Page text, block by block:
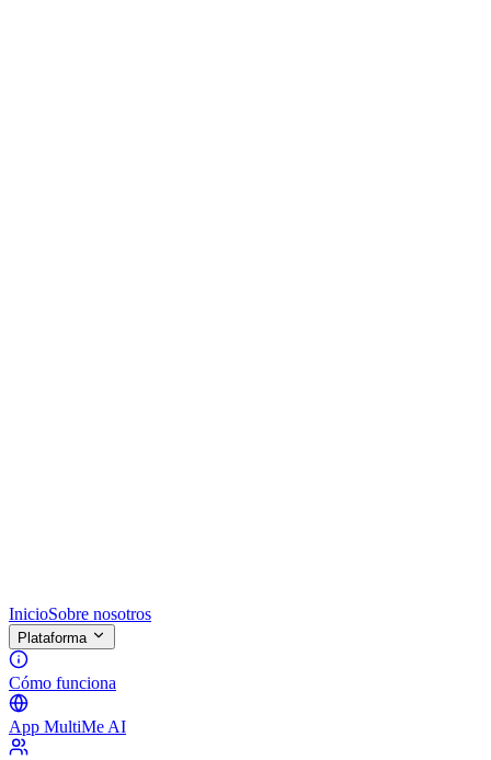
InicioSobre nosotros
Plataforma
Cómo funciona
App MultiMe AI